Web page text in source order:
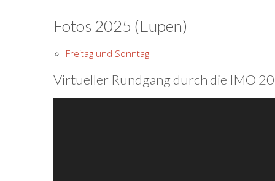
Fotos 2025 (Eupen)
Freitag und Sonntag
Virtueller Rundgang durch die IMO